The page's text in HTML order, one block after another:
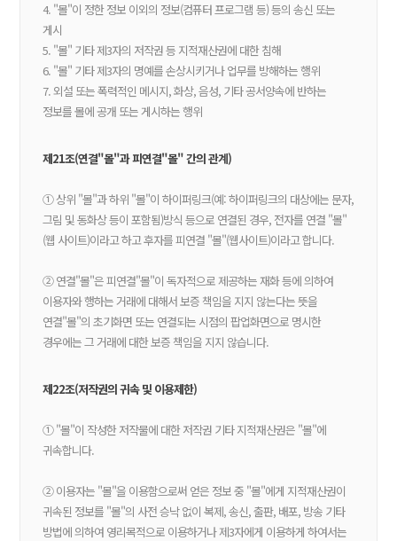
4. "몰"이 정한 정보 이외의 정보(컴퓨터 프로그램 등) 등의 송신 또는
게시
5. "몰" 기타 제3자의 저작권 등 지적재산권에 대한 침해
6. "몰" 기타 제3자의 명예를 손상시키거나 업무를 방해하는 행위
7. 외설 또는 폭력적인 메시지, 화상, 음성, 기타 공서양속에 반하는
정보를 몰에 공개 또는 게시하는 행위
제21조(연결"몰"과 피연결"몰" 간의 관계)
① 상위 "몰"과 하위 "몰"이 하이퍼링크(예: 하이퍼링크의 대상에는 문자,
그림 및 동화상 등이 포함됨)방식 등으로 연결된 경우, 전자를 연결 "몰"
(웹 사이트)이라고 하고 후자를 피연결 "몰"(웹사이트)이라고 합니다.
② 연결"몰"은 피연결"몰"이 독자적으로 제공하는 재화 등에 의하여
이용자와 행하는 거래에 대해서 보증 책임을 지지 않는다는 뜻을
연결"몰"의 초기화면 또는 연결되는 시점의 팝업화면으로 명시한
경우에는 그 거래에 대한 보증 책임을 지지 않습니다.
제22조(저작권의 귀속 및 이용제한)
① "몰"이 작성한 저작물에 대한 저작권 기타 지적재산권은 "몰"에
귀속합니다.
② 이용자는 "몰"을 이용함으로써 얻은 정보 중 "몰"에게 지적재산권이
귀속된 정보를 "몰"의 사전 승낙 없이 복제, 송신, 출판, 배포, 방송 기타
방법에 의하여 영리목적으로 이용하거나 제3자에게 이용하게 하여서는